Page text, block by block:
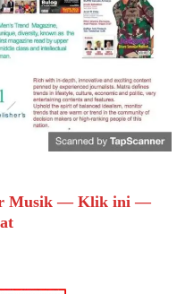
Musik — Klik ini —